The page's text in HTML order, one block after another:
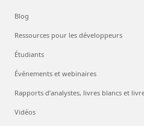
Blog
Ressources pour les développeurs
Étudiants
Événements et webinaires
Rapports d’analystes, livres blancs et
Vidéos